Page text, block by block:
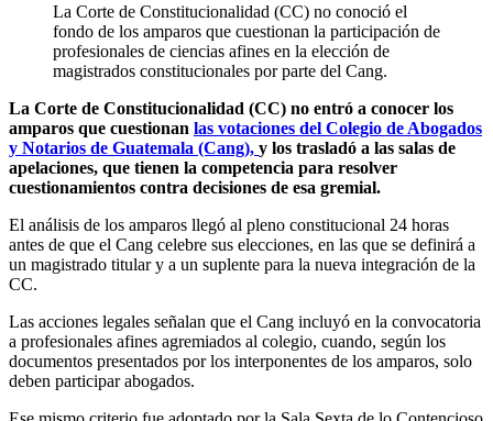
La Corte de Constitucionalidad (CC) no conoció el
fondo de los amparos que cuestionan la participación de
profesionales de ciencias afines en la elección de
magistrados constitucionales por parte del Cang.
La Corte de Constitucionalidad (CC) no entró a conocer los
amparos que cuestionan las votaciones del Colegio de Abogados
y Notarios de Guatemala (Cang), y los trasladó a las salas de
apelaciones, que tienen la competencia para resolver
cuestionamientos contra decisiones de esa gremial.
El análisis de los amparos llegó al pleno constitucional 24 horas
antes de que el Cang celebre sus elecciones, en las que se definirá a
un magistrado titular y a un suplente para la nueva integración de la
CC.
Las acciones legales señalan que el Cang incluyó en la convocatoria
a profesionales afines agremiados al colegio, cuando, según los
documentos presentados por los interponentes de los amparos, solo
deben participar abogados.